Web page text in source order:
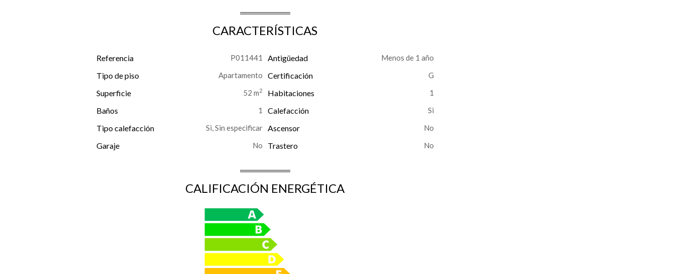
CARACTERÍSTICAS
Referencia P011441 Antigüedad Menos de 1 año
Tipo de piso Apartamento Certificación G
Superficie 52 m2 Habitaciones 1
Baños 1
Calefacción
Tipo calefacción
Si, Sin especificar Ascensor No
Garaje Trastero
CALIFICACIÓN ENERGÉTICA